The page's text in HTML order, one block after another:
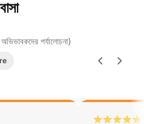
অভিভাবকদের পর্যালোচনা)